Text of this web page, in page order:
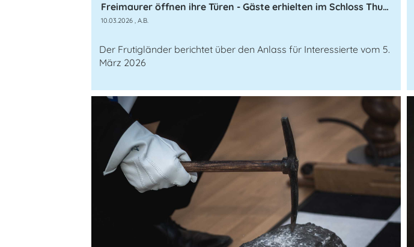
Freimaurer öffnen ihre Türen - Gäste erhielten im Schloss Thun einen seltenen Blick hinter die Türen der Loge Phönix
10.03.2026 , A.B.
Der Frutigländer berichtet über den Anlass für Interessierte vom 5.
März 2026